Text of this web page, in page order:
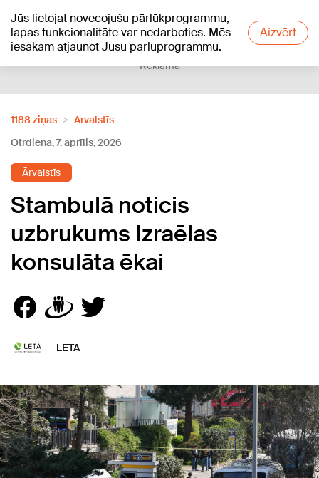
Jūs lietojat novecojušu pārlūkprogrammu,
lapas funkcionalitāte var nedarboties. Mēs
iesakām atjaunot Jūsu pārluprogrammu.
Aizvērt
+13°C
Reklāma
1188 ziņas
Ārvalstīs
Otrdiena, 7. aprīlis, 2026
Ārvalstīs
Stambulā noticis
uzbrukums Izraēlas
konsulāta ēkai
LETA